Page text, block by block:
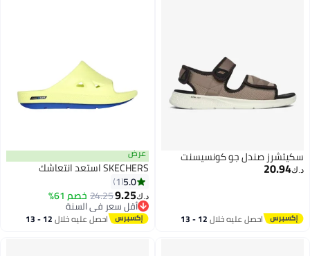
سكيتشرز صندل جو كونسيسنت
د.ك‏20.94
احصل عليه خلال 12 - 13
عرض
SKECHERS استعد انتعاشك
5.0
1
د.ك‏9.25
24.25خصم 61%
أقل سعر في السنة
أقل سعر في السنة
احصل عليه خلال 12 - 13